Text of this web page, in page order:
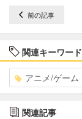
前の記事
関連キーワード
アニメ/ゲーム
関連記事